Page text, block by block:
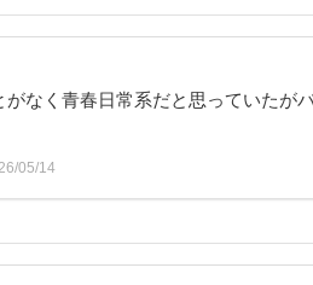
なく青春日常系だと思っていたが
05/14